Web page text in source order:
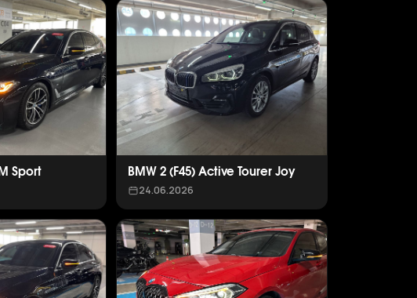
Sport BMW 2 (F45) Active Tourer Joy
24.06.2026